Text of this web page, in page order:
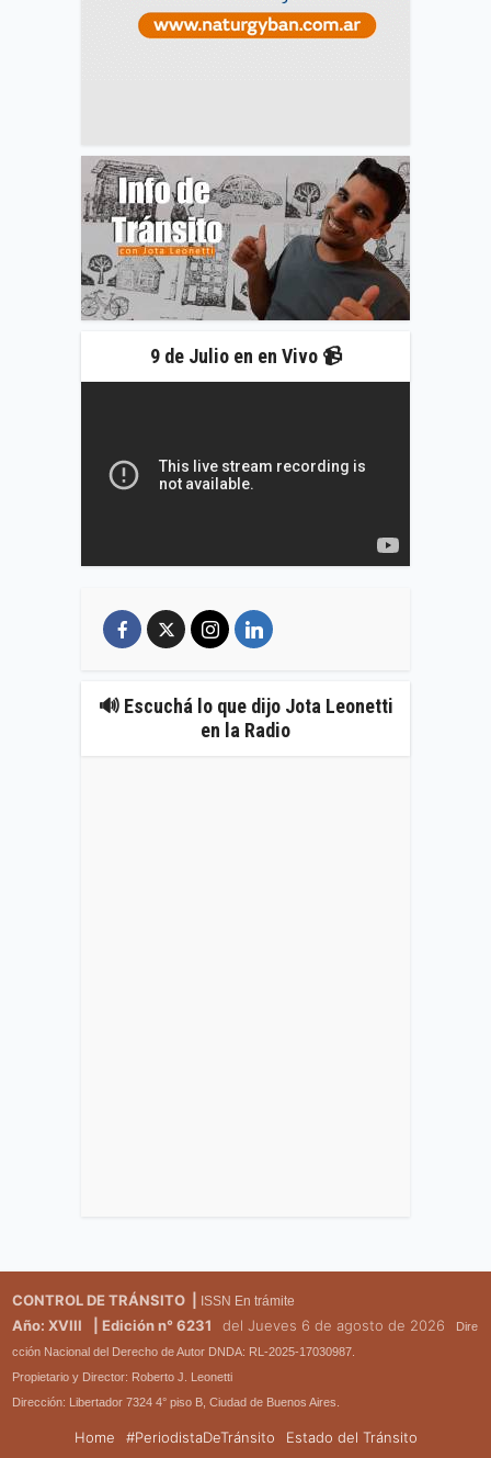
9 de Julio en en Vivo 📹
🔊 Escuchá lo que dijo Jota Leonetti
en la Radio
CONTROL DE TRÁNSITO | ISSN En trámite
Año: XVIII | Edición n° 6231 del Jueves 6 de agosto de 2026
Dire
cción Nacional del Derecho de Autor DNDA: RL-2025-17030987.
Propietario y Director: Roberto J. Leonetti
Dirección: Libertador 7324 4° piso B, Ciudad de Buenos Aires.
Home #PeriodistaDeTránsito Estado del Tránsito